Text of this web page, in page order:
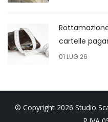
cartelle
01 LUG 26
© Copyright 2026 Studio